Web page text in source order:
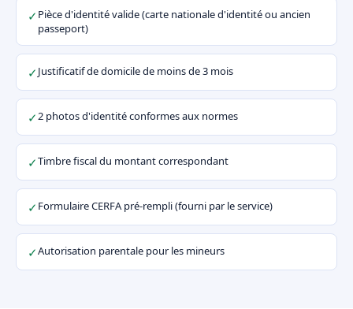
✓ Pièce d'identité valide (carte nationale d'identité ou ancien
passeport)
✓Justificatif de domicile de moins de 3 mois
✓2 photos d'identité conformes aux normes
✓Timbre fiscal du montant correspondant
✓ Formulaire CERFA pré-rempli (fourni par le service)
✓Autorisation parentale pour les mineurs